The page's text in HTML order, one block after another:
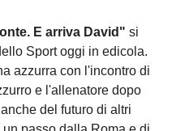
E arriva David" si
Sport oggi in edicola.
azzurra con l'incontro di
e l'allenatore dopo
del futuro di altri